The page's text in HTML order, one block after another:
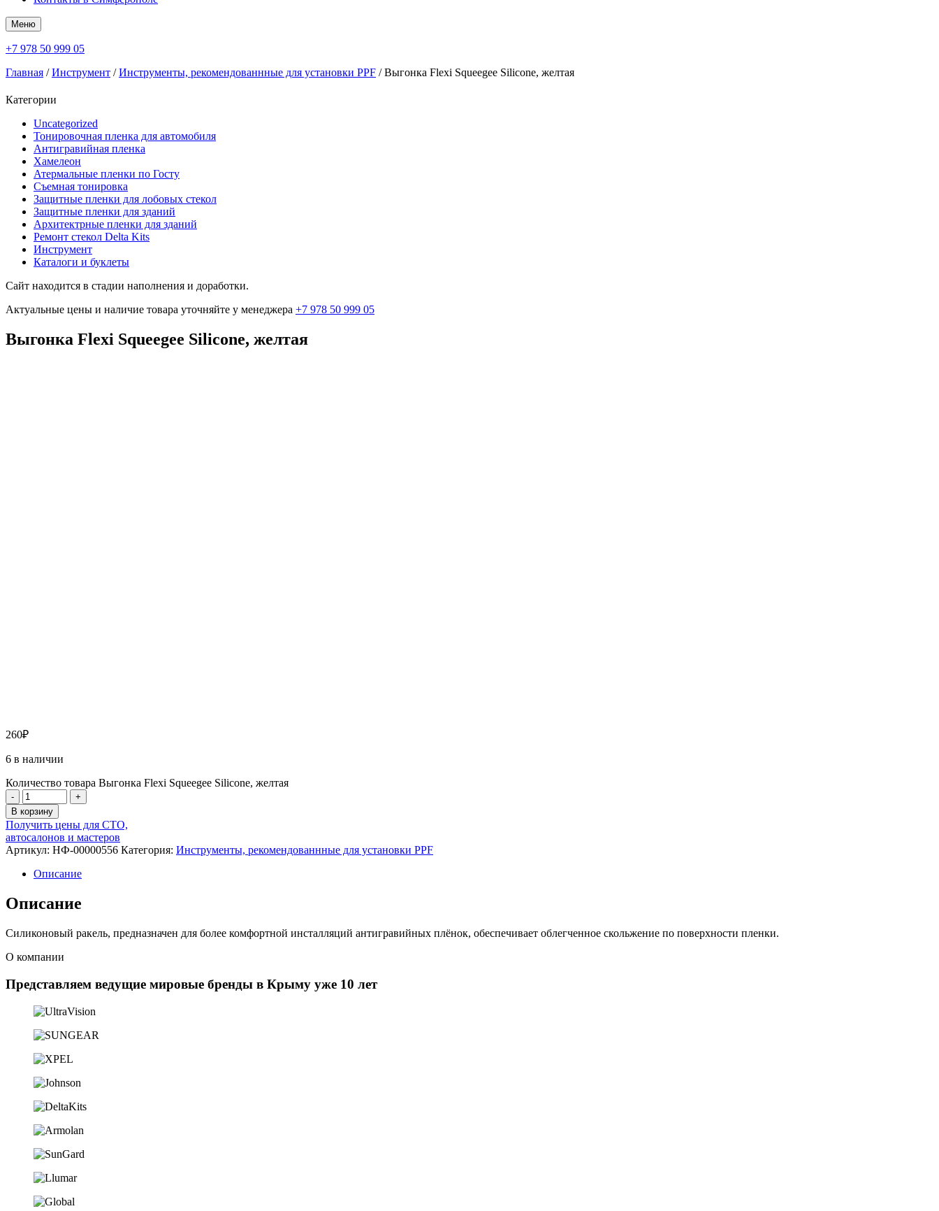
Меню
+7 978 50 999 05
Главная /Инструмент /Инструменты, рекомендованнные для установки PPF / Выгонка Flexi Squeegee Silicone, желтая
Категории
Uncategorized
Тонировочная пленка для автомобиля
Антигравийная пленка
Хамелеон
Атермальные пленки по Госту
Съемная тонировка
Защитные пленки для лобовых стекол
Защитные пленки для зданий
Архитектрные пленки для зданий
Ремонт стекол Delta Kits
Инструмент
Каталоги и буклеты
Сайт находится в стадии наполнения и доработки.
Актуальные цены и наличие товара уточняйте у менеджера +7 978 50 999 05
Выгонка Flexi Squeegee Silicone, желтая
260₽
6 в наличии
Количество товара Выгонка Flexi Squeegee Silicone, желтая
-
+
В корзину
Получить цены для СТО,
автосалонов и мастеров
Артикул: НФ-00000556 Категория: Инструменты, рекомендованнные для установки PPF
Описание
Описание
Силиконовый ракель, предназначен для более комфортной инсталляций антигравийных плёнок, обеспечивает облегченное скольжение по поверхности пленки.
О компании
Представляем ведущие мировые бренды в Крыму уже 10 лет